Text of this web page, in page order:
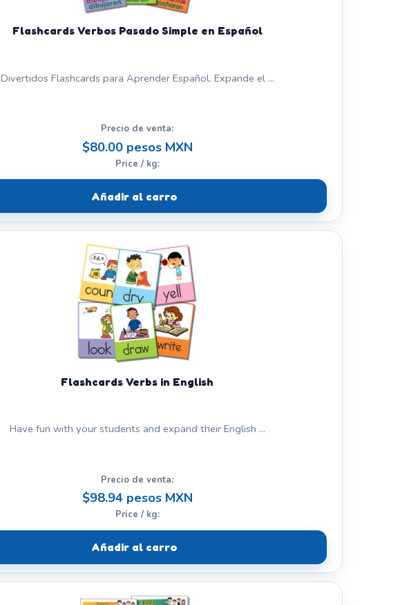
Flashcards Verbos Pasado Simple en Español
Divertidos Flashcards para Aprender Español. Expande el ...
Precio de venta:
$80.00 pesos MXN
Price / kg:
Añadir al carro
Flashcards Verbs in English
Have fun with your students and expand their English ...
Precio de venta:
$98.94 pesos MXN
Price / kg:
Añadir al carro